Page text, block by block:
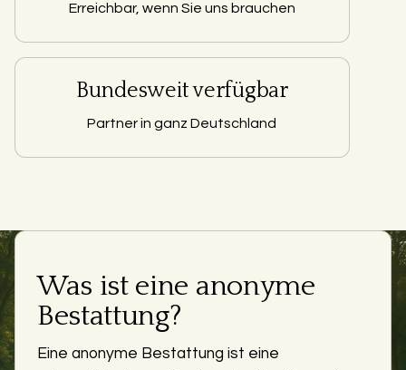
Erreichbar, wenn Sie uns brauchen
Bundesweit verfügbar
Partner in ganz Deutschland
Was ist eine anonyme
Bestattung?
Eine anonyme Bestattung ist eine